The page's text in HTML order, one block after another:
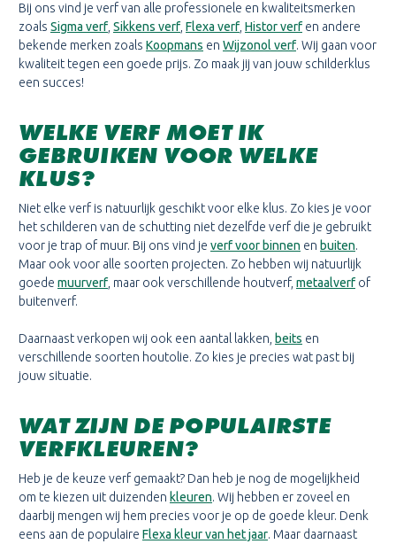
Bij ons vind je verf van alle professionele en kwaliteitsmerken
zoals Sigma verf, Sikkens verf, Flexa verf, Histor verfen andere
bekende merken zoals Koopmans en Wijzonol verf. Wij gaan voor
kwaliteit tegen een goede prijs. Zo maak jij van jouw schilderklus
een succes!
WELKE VERF MOET IK
GEBRUIKEN VOOR WELKE
KLUS?
Niet elke verf is natuurlijk geschikt voor elke klus. Zo kies je voor
het schilderen van de schutting niet dezelfde verf die je gebruikt
voor je trap of muur. Bij ons vind je verf voor binnen en buiten.
Maar ook voor alle soorten projecten. Zo hebben wij natuurlijk
goede muurverf, maar ook verschillende houtverf, metaalverfof
buitenverf.
Daarnaast verkopen wij ook een aantal lakken, beits en
verschillende soorten houtolie. Zo kies je precies wat past bij
jouw situatie.
WAT ZIJN DE POPULAIRSTE
VERFKLEUREN?
Heb je de keuze verf gemaakt? Dan heb je nog de mogelijkheid
om te kiezen uit duizenden kleuren. Wij hebben er zoveel en
daarbij mengen wij hem precies voor je op de goede kleur. Denk
eens aan de populaire Flexa kleur van het jaar. Maar daarnaast